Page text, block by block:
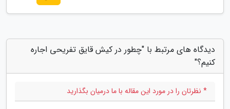
دیدگاه های مرتبط با "چطور در کیش قایق تفریحی اجاره
کنیم؟"
* نظرتان را در مورد این مقاله با ما درمیان بگذارید